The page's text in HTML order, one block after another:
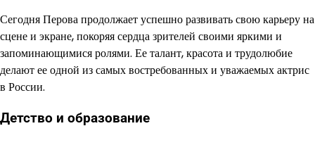
Сегодня Перова продолжает успешно развивать свою карьеру на
сцене и экране, покоряя сердца зрителей своими яркими и
запоминающимися ролями. Ее талант, красота и трудолюбие
делают ее одной из самых востребованных и уважаемых актрис
в России.
Детство и образование